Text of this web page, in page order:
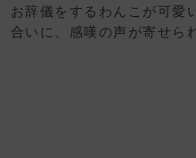
お辞儀をするわんこが可
合いに、感嘆の声が寄せら